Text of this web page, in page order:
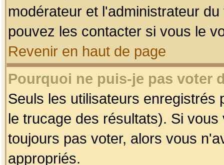
modérateur et l'administrateur
pouvez les contacter si vous le
Revenir en haut de page
Pourquoi ne puis-je pas voter
Seuls les utilisateurs enregistrés
le trucage des résultats). Si
toujours pas voter, alors vous
appropriés.